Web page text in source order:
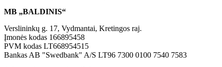
MB „BALDINIS“
Verslininkų g. 17, Vydmantai, Kretingos raj.
Įmonės kodas 166895458
PVM kodas LT668954515
Bankas AB "Swedbank" A/S LT96 7300 0100 7540 7583